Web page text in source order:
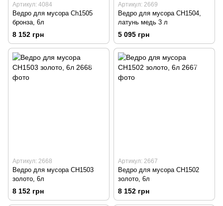
Артикул: 4084
Ведро для мусора Ch1505
бронза, 6л
8 152 грн
Артикул: 2669
Ведро для мусора CH1504,
латунь медь 3 л
5 095 грн
Артикул: 2668
Ведро для мусора CH1503
золото, 6л
8 152 грн
Артикул: 2667
Ведро для мусора CH1502
золото, 6л
8 152 грн